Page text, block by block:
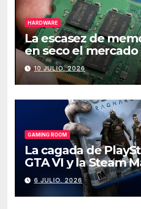
HARDWARE
La escasez de
en seco el
de PCs
10 JULIO, 2026
GAMING ROOM
La cagada de
GTA VI y la Steam
Gaming Room #130
6 JULIO, 2026